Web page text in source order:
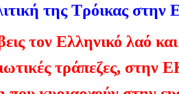
της Τρόικας στην
τον Ελληνικό λαό και
τράπεζες, στην